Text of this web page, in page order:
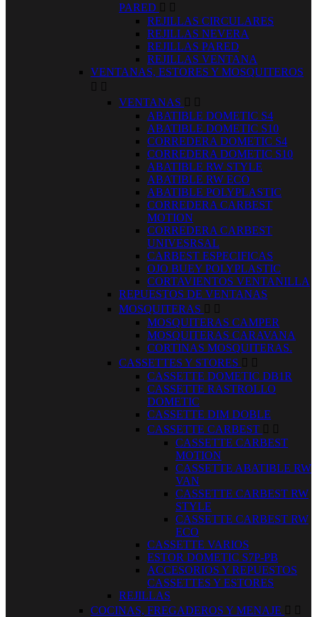
PARED  
REJILLAS CIRCULARES
REJILLAS NEVERA
REJILLAS PARED
REJILLAS VENTANA
VENTANAS, ESTORES Y MOSQUITEROS
 
VENTANAS  
ABATIBLE DOMETIC S4
ABATIBLE DOMETIC S10
CORREDERA DOMETIC S4
CORREDERA DOMETIC S10
ABATIBLE RW STYLE
ABATIBLE RW ECO
ABATIBLE POLYPLASTIC
CORREDERA CARBEST
MOTION
CORREDERA CARBEST
UNIVESRSAL
CARBEST ESPECIFICAS
OJO BUEY POLYPLASTIC
CORTAVIENTOS VENTANILLA
REPUESTOS DE VENTANAS
MOSQUITERAS  
MOSQUITERAS CAMPER
MOSQUITERAS CARAVANA
CORTINAS MOSQUITERAS.
CASSETTES Y STORES  
CASSETTE DOMETIC DB1R
CASSETTE RASTROLLO
DOMETIC
CASSETTE DIM DOBLE
CASSETTE CARBEST  
CASSETTE CARBEST
MOTION
CASSETTE ABATIBLE RW
VAN
CASSETTE CARBEST RW
STYLE
CASSETTE CARBEST RW
ECO
CASSETTE VARIOS
ESTOR DOMETIC S7P-PB
ACCESORIOS Y REPUESTOS
CASSETTES Y ESTORES
REJILLAS
COCINAS, FREGADEROS Y MENAJE  